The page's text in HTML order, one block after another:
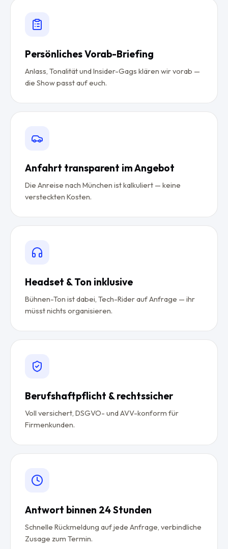
Persönliches Vorab-Briefing
Anlass, Tonalität und Insider-Gags klären wir vorab —
die Show passt auf euch.
Anfahrt transparent im Angebot
Die Anreise nach München ist kalkuliert — keine
versteckten Kosten.
Headset & Ton inklusive
Bühnen-Ton ist dabei, Tech-Rider auf Anfrage — ihr
müsst nichts organisieren.
Berufshaftpflicht & rechtssicher
Voll versichert, DSGVO- und AVV-konform für
Firmenkunden.
Antwort binnen 24 Stunden
Schnelle Rückmeldung auf jede Anfrage, verbindliche
Zusage zum Termin.